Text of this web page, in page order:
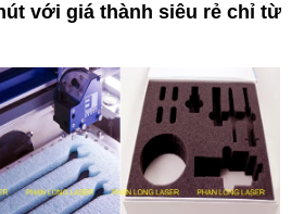
với giá thành siêu rẻ chỉ từ